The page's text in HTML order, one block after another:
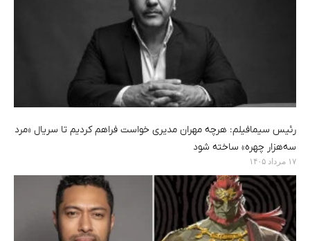
رئیس سیمافیلم: هرچه مهران مدیری خواست فراهم کردیم تا سریال «مرد
سه‌هزار چهره» ساخته شود
۱۷ مرداد ۱۴۰۵